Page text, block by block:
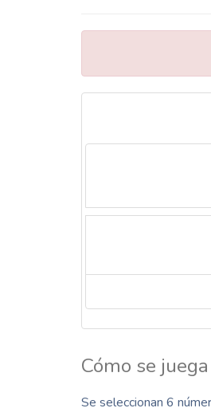
Cómo se
Se seleccionan 6